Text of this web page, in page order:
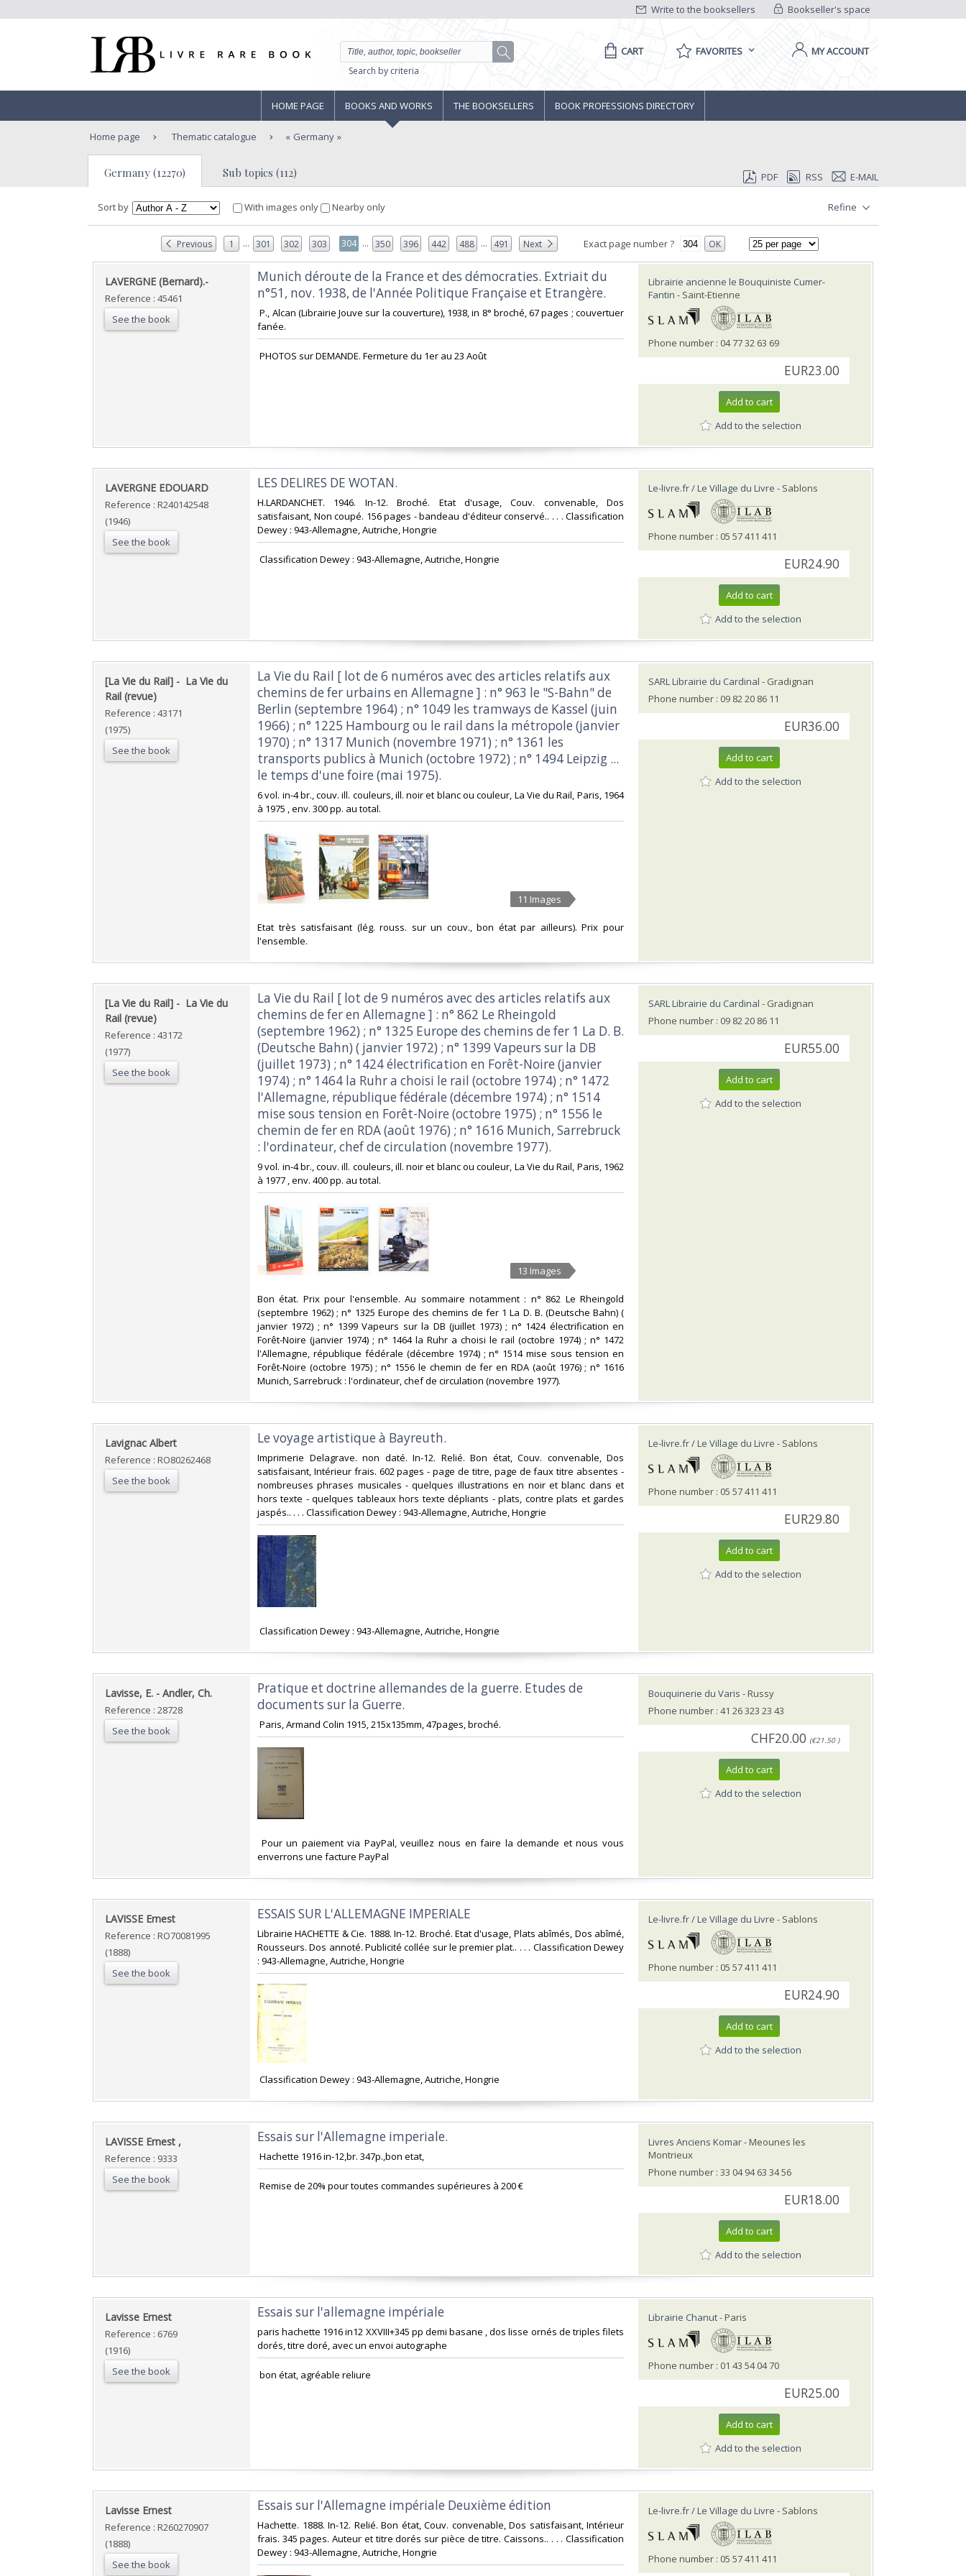
Bookseller's space
Write to the booksellers
Search by criteria
CART FAVORITES MY ACCOUNT
HOME PAGE BOOKS AND WORKS THE BOOKSELLERS BOOK PROFESSIONS DIRECTORY
Home page Thematic catalogue Germany
Germany (12270) Sub topics (112) PDF RSS E-MAIL
Sort by With images only Nearby only Refine
Previous 1 ... 301 302 303 304 ... 350 396 442 488 ... 491 Next Exact page number ? OK
‎LAVERGNE (Bernard).-‎
Reference : 45461
See the book
‎Munich déroute de la France et des démocraties. Extriait du
n°51, nov. 1938, de l'Année Politique Française et Etrangère.‎
‎ P., Alcan (Librairie Jouve sur la couverture), 1938, in 8° broché, 67 pages ; couvertuer
fanée. ‎
‎ PHOTOS sur DEMANDE. Fermeture du 1er au 23 Août‎
Librairie ancienne le Bouquiniste Cumer-
Fantin - Saint-Etienne
Phone number : 04 77 32 63 69
EUR23.00
Add to cart
Add to the selection
‎LAVERGNE EDOUARD‎
Reference : R240142548
(1946)
See the book
‎LES DELIRES DE WOTAN.‎
‎H.LARDANCHET. 1946. In-12. Broché. Etat d'usage, Couv. convenable, Dos
satisfaisant, Non coupé. 156 pages - bandeau d'éditeur conservé.. . . . Classification
Dewey : 943-Allemagne, Autriche, Hongrie‎
‎ Classification Dewey : 943-Allemagne, Autriche, Hongrie‎
Le-livre.fr / Le Village du Livre - Sablons
Phone number : 05 57 411 411
EUR24.90
Add to cart
Add to the selection
‎[La Vie du Rail] - ‎ ‎La Vie du
Rail (revue)‎
Reference : 43171
(1975)
See the book
‎La Vie du Rail [ lot de 6 numéros avec des articles relatifs aux
chemins de fer urbains en Allemagne ] : n° 963 le "S-Bahn" de
Berlin (septembre 1964) ; n° 1049 les tramways de Kassel (juin
1966) ; n° 1225 Hambourg ou le rail dans la métropole (janvier
1970) ; n° 1317 Munich (novembre 1971) ; n° 1361 les
transports publics à Munich (octobre 1972) ; n° 1494 Leipzig ...
le temps d'une foire (mai 1975).‎
‎6 vol. in-4 br., couv. ill. couleurs, ill. noir et blanc ou couleur, La Vie du Rail, Paris, 1964
à 1975 , env. 300 pp. au total.‎
11 Images
‎Etat très satisfaisant (lég. rouss. sur un couv., bon état par ailleurs). Prix pour
l'ensemble. ‎
SARL Librairie du Cardinal - Gradignan
Phone number : 09 82 20 86 11
EUR36.00
Add to cart
Add to the selection
‎[La Vie du Rail] - ‎ ‎La Vie du
Rail (revue)‎
Reference : 43172
(1977)
See the book
‎La Vie du Rail [ lot de 9 numéros avec des articles relatifs aux
chemins de fer en Allemagne ] : n° 862 Le Rheingold
(septembre 1962) ; n° 1325 Europe des chemins de fer 1 La D. B.
(Deutsche Bahn) ( janvier 1972) ; n° 1399 Vapeurs sur la DB
(juillet 1973) ; n° 1424 électrification en Forêt-Noire (janvier
1974) ; n° 1464 la Ruhr a choisi le rail (octobre 1974) ; n° 1472
l'Allemagne, république fédérale (décembre 1974) ; n° 1514
mise sous tension en Forêt-Noire (octobre 1975) ; n° 1556 le
chemin de fer en RDA (août 1976) ; n° 1616 Munich, Sarrebruck
: l'ordinateur, chef de circulation (novembre 1977).‎
‎9 vol. in-4 br., couv. ill. couleurs, ill. noir et blanc ou couleur, La Vie du Rail, Paris, 1962
à 1977 , env. 400 pp. au total.‎
13 Images
‎Bon état. Prix pour l'ensemble. Au sommaire notamment : n° 862 Le Rheingold
(septembre 1962) ; n° 1325 Europe des chemins de fer 1 La D. B. (Deutsche Bahn) (
janvier 1972) ; n° 1399 Vapeurs sur la DB (juillet 1973) ; n° 1424 électrification en
Forêt-Noire (janvier 1974) ; n° 1464 la Ruhr a choisi le rail (octobre 1974) ; n° 1472
l'Allemagne, république fédérale (décembre 1974) ; n° 1514 mise sous tension en
Forêt-Noire (octobre 1975) ; n° 1556 le chemin de fer en RDA (août 1976) ; n° 1616
Munich, Sarrebruck : l'ordinateur, chef de circulation (novembre 1977).‎
SARL Librairie du Cardinal - Gradignan
Phone number : 09 82 20 86 11
EUR55.00
Add to cart
Add to the selection
‎Lavignac Albert‎
Reference : RO80262468
See the book
‎Le voyage artistique à Bayreuth.‎
‎Imprimerie Delagrave. non daté. In-12. Relié. Bon état, Couv. convenable, Dos
satisfaisant, Intérieur frais. 602 pages - page de titre, page de faux titre absentes -
nombreuses phrases musicales - quelques illustrations en noir et blanc dans et
hors texte - quelques tableaux hors texte dépliants - plats, contre plats et gardes
jaspés.. . . . Classification Dewey : 943-Allemagne, Autriche, Hongrie‎
‎ Classification Dewey : 943-Allemagne, Autriche, Hongrie‎
Le-livre.fr / Le Village du Livre - Sablons
Phone number : 05 57 411 411
EUR29.80
Add to cart
Add to the selection
‎Lavisse, E. - Andler, Ch.‎
Reference : 28728
See the book
‎Pratique et doctrine allemandes de la guerre. Etudes de
documents sur la Guerre.‎
‎ Paris, Armand Colin 1915, 215x135mm, 47pages, broché. ‎
‎ Pour un paiement via PayPal, veuillez nous en faire la demande et nous vous
enverrons une facture PayPal‎
Bouquinerie du Varis - Russy
Phone number : 41 26 323 23 43
CHF20.00 (€21.50 )
Add to cart
Add to the selection
‎LAVISSE Ernest‎
Reference : RO70081995
(1888)
See the book
‎ESSAIS SUR L'ALLEMAGNE IMPERIALE‎
‎Librairie HACHETTE & Cie. 1888. In-12. Broché. Etat d'usage, Plats abîmés, Dos abîmé,
Rousseurs. Dos annoté. Publicité collée sur le premier plat.. . . . Classification Dewey
: 943-Allemagne, Autriche, Hongrie‎
‎ Classification Dewey : 943-Allemagne, Autriche, Hongrie‎
Le-livre.fr / Le Village du Livre - Sablons
Phone number : 05 57 411 411
EUR24.90
Add to cart
Add to the selection
‎LAVISSE Ernest ,‎
Reference : 9333
See the book
‎Essais sur l'Allemagne imperiale.‎
‎ Hachette 1916 in-12,br. 347p.,bon etat,‎
‎ Remise de 20% pour toutes commandes supérieures à 200 €‎
Livres Anciens Komar- Meounes les
Montrieux
Phone number : 33 04 94 63 34 56
EUR18.00
Add to cart
Add to the selection
‎Lavisse Ernest‎
Reference : 6769
(1916)
See the book
‎Essais sur l'allemagne impériale‎
‎paris hachette 1916 in12 XXVIII+345 pp demi basane , dos lisse ornés de triples filets
dorés, titre doré, avec un envoi autographe‎
‎ bon état, agréable reliure ‎
Librairie Chanut- Paris
Phone number : 01 43 54 04 70
EUR25.00
Add to cart
Add to the selection
‎Lavisse Ernest‎
Reference : R260270907
(1888)
See the book
‎Essais sur l'Allemagne impériale Deuxième édition‎
‎Hachette. 1888. In-12. Relié. Bon état, Couv. convenable, Dos satisfaisant, Intérieur
frais. 345 pages. Auteur et titre dorés sur pièce de titre. Caissons.. . . . Classification
Dewey : 943-Allemagne, Autriche, Hongrie‎
Le-livre.fr / Le Village du Livre - Sablons
Phone number : 05 57 411 411